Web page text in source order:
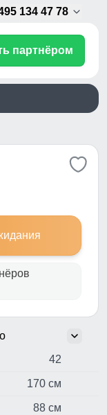
134 47 78
партнёром
42
170 см
88 см